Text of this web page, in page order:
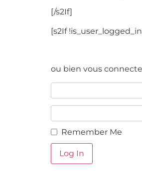
[/s2If]
[s2If
ou bien vous
Remember Me